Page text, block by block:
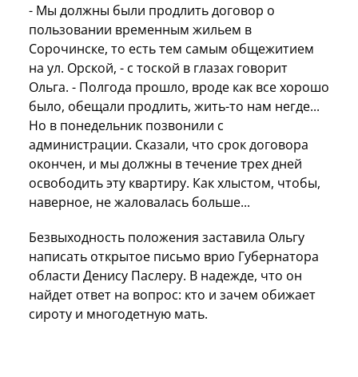
- Мы должны были продлить договор о
пользовании временным жильем в
Сорочинске, то есть тем самым общежитием
на ул. Орской, - с тоской в глазах говорит
Ольга. - Полгода прошло, вроде как все хорошо
было, обещали продлить, жить-то нам негде...
Но в понедельник позвонили с
администрации. Сказали, что срок договора
окончен, и мы должны в течение трех дней
освободить эту квартиру. Как хлыстом, чтобы,
наверное, не жаловалась больше...
Безвыходность положения заставила Ольгу
написать открытое письмо врио Губернатора
области Денису Паслеру. В надежде, что он
найдет ответ на вопрос: кто и зачем обижает
сироту и многодетную мать.